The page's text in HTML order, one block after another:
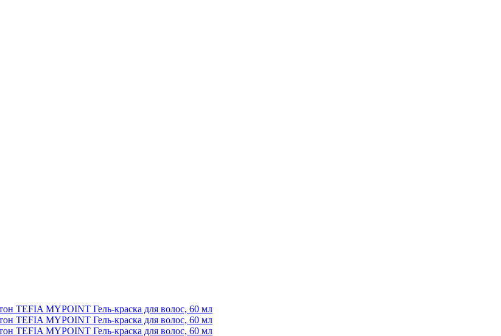
TEFIA MYPOINT Гель-краска для волос, 60 мл
TEFIA MYPOINT Гель-краска для волос, 60 мл
TEFIA MYPOINT Гель-краска для волос, 60 мл